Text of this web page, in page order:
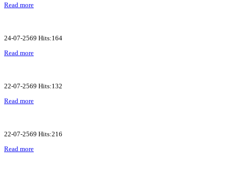
Read more
24-07-2569 Hits:164
Read more
22-07-2569 Hits:132
Read more
22-07-2569 Hits:216
Read more